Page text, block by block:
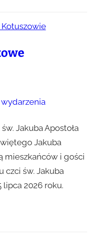
Jakuba Apostoła
Jakuba
mieszkańców i gości
czci św. Jakuba
lipca 2026 roku.